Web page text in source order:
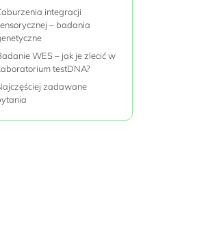
integracji
– badania
WES – jak je zlecić w
testDNA?
zadawane